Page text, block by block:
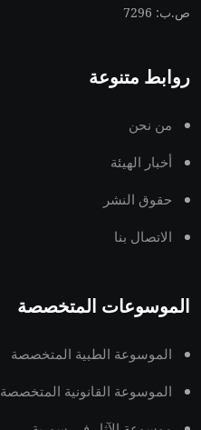
ص.ب: 7296
روابط متنوعة
من نحن
أخبار الهيئة
حقوق النشر
الاتصال بنا
الموسوعات المتخصصة
الموسوعة الطبية المتخصصة
الموسوعة القانونية المتخصصة